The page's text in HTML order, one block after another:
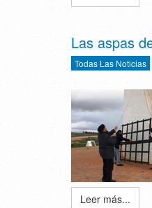
Las aspas
Todas Las Noticias
Leer más...